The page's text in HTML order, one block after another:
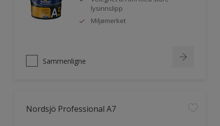
lysinnslipp
Miljømerket
Sammenligne
Nordsjö Professional A7